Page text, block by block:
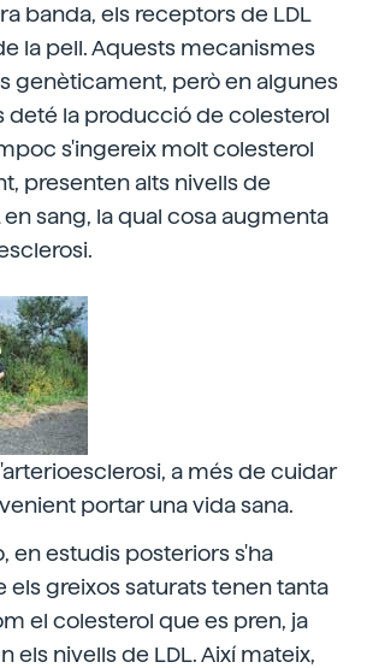
banda, els receptors de LDL
la pell. Aquests mecanismes
genèticament, però en algunes
deté la producció de colesterol
s'ingereix molt colesterol
presenten alts nivells de
en sang, la qual cosa augmenta
a més de cuidar
portar una vida sana.
en estudis posteriors s'ha
greixos saturats tenen tanta
el colesterol que es pren, ja
els nivells de LDL. Així mateix,